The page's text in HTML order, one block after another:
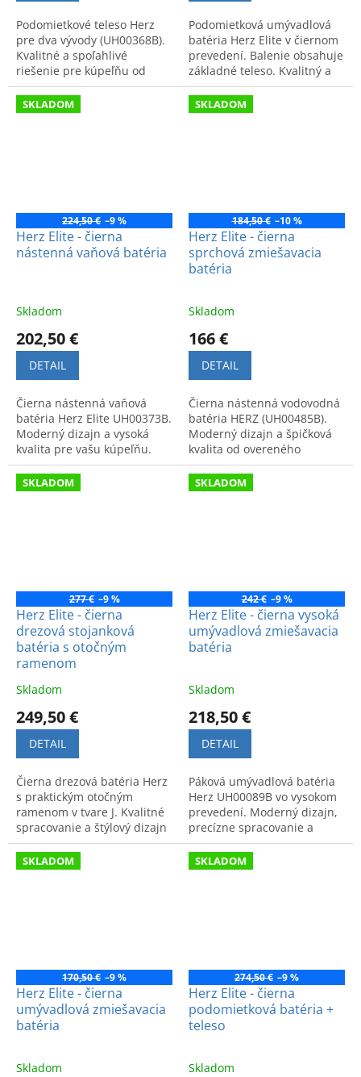
Podomietkové teleso Herz
pre dva vývody (UH00368B).
Kvalitné a spoľahlivé
riešenie pre kúpeľňu od
overeného výrobcu pre
bezchybnú inštaláciu.
Podomietková umývadlová
batéria Herz Elite v čiernom
prevedení. Balenie obsahuje
základné teleso. Kvalitný a
nadčasový dizajn série Elite
(UH00080B).
SKLADOM
224,50 € –9 %
Herz Elite - čierna
nástenná vaňová batéria
Skladom
202,50 €
DETAIL
Čierna nástenná vaňová
batéria Herz Elite UH00373B.
Moderný dizajn a vysoká
kvalita pre vašu kúpeľňu.
SKLADOM
184,50 € –10 %
Herz Elite - čierna
sprchová zmiešavacia
batéria
Skladom
166 €
DETAIL
Čierna nástenná vodovodná
batéria HERZ (UH00485B).
Moderný dizajn a špičková
kvalita od overeného
výrobcu. Ideálna voľba pre
štýlovú kúpeľňu.
SKLADOM
277 € –9 %
Herz Elite - čierna
drezová stojanková
batéria s otočným
ramenom
Skladom
249,50 €
DETAIL
Čierna drezová batéria Herz
s praktickým otočným
ramenom v tvare J. Kvalitné
spracovanie a štýlový dizajn
do kuchyne. Model:
UH00101B.
SKLADOM
242 € –9 %
Herz Elite - čierna vysoká
umývadlová zmiešavacia
batéria
Skladom
218,50 €
DETAIL
Páková umývadlová batéria
Herz UH00089B vo vysokom
prevedení. Moderný dizajn,
precízne spracovanie a
vysoká kvalita pre vašu
kúpeľňu.
SKLADOM
170,50 € –9 %
Herz Elite - čierna
umývadlová zmiešavacia
batéria
Skladom
SKLADOM
274,50 € –9 %
Herz Elite - čierna
podomietková batéria +
teleso
Skladom